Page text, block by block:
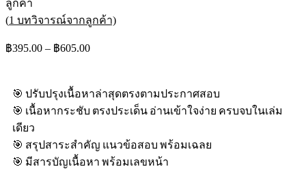
ลูกค้า
(1 บทวิจารณ์จากลูกค้า)
฿395.00 – ฿605.00
🎯 ปรับปรุงเนื้อหาล่าสุดตรงตามประกาศสอบ
🎯 เนื้อหากระชับ ตรงประเด็น อ่านเข้าใจง่าย ครบจบในเล่ม
เดียว
🎯 สรุปสาระสำคัญ แนวข้อสอบ พร้อมเฉลย
🎯 มีสารบัญเนื้อหา พร้อมเลขหน้า